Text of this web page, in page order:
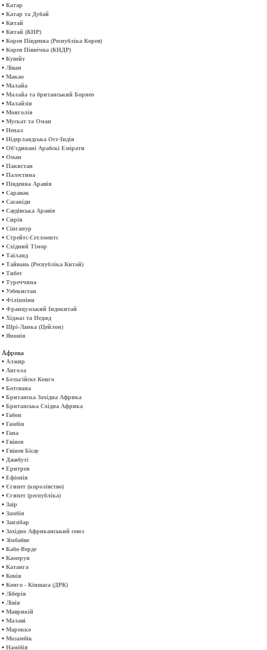
• Катар
• Катар та Дубай
• Китай
• Китай (КНР)
• Корея Південна (Республіка Корея)
• Корея Північна (КНДР)
• Кувейт
• Ліван
• Макао
• Малайа
• Малайа та британський Борнео
• Малайзія
• Монголія
• Мускат та Оман
• Непал
• Нідерландська Ост-Індія
• Об'єдинані Арабскі Емірати
• Оман
• Пакистан
• Палестина
• Південна Аравія
• Саравак
• Сасаніди
• Саудівська Аравія
• Сирія
• Сінгапур
• Стрейтс-Сетлментс
• Східний Тімор
• Таїланд
• Тайвань (Республіка Китай)
• Тибет
• Туреччина
• Узбекистан
• Філіппіни
• Французський Індокитай
• Хіджаз та Неджд
• Шрі-Ланка (Цейлон)
• Японія
Африка
• Алжир
• Ангола
• Бельгійске Конго
• Ботсвана
• Британска Західна Африка
• Британська Східна Африка
• Габон
• Гамбія
• Гана
• Гвінея
• Гвінея Бісау
• Джибуті
• Еритрея
• Ефіопія
• Єгипет (королівство)
• Єгипет (республіка)
• Заїр
• Замбія
• Занзібар
• Західно Африканський союз
• Зімбабве
• Кабо-Верде
• Камерун
• Катанга
• Кенія
• Конго - Кіншаса (ДРК)
• Ліберія
• Лівія
• Маврикій
• Малаві
• Марокко
• Мозамбік
• Намібія